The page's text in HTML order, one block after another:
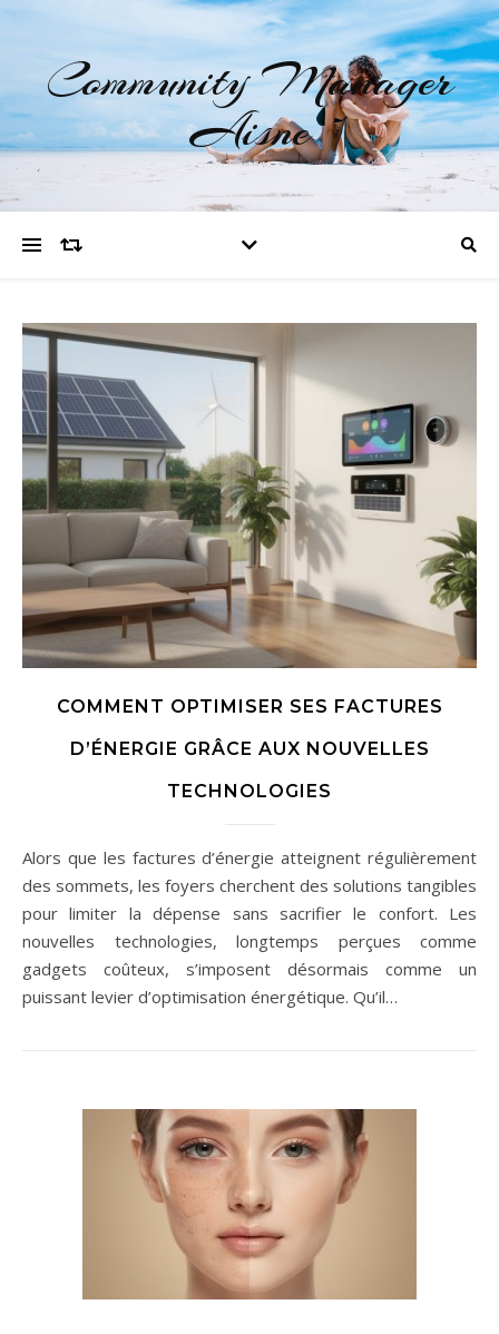
Community Manager
Aisne
COMMENT OPTIMISER SES FACTURES
D’ÉNERGIE GRÂCE AUX NOUVELLES
TECHNOLOGIES
Alors que les factures d’énergie atteignent régulièrement
des sommets, les foyers cherchent des solutions tangibles
pour limiter la dépense sans sacrifier le confort. Les
nouvelles technologies, longtemps perçues comme
gadgets coûteux, s’imposent désormais comme un
puissant levier d’optimisation énergétique. Qu’il…